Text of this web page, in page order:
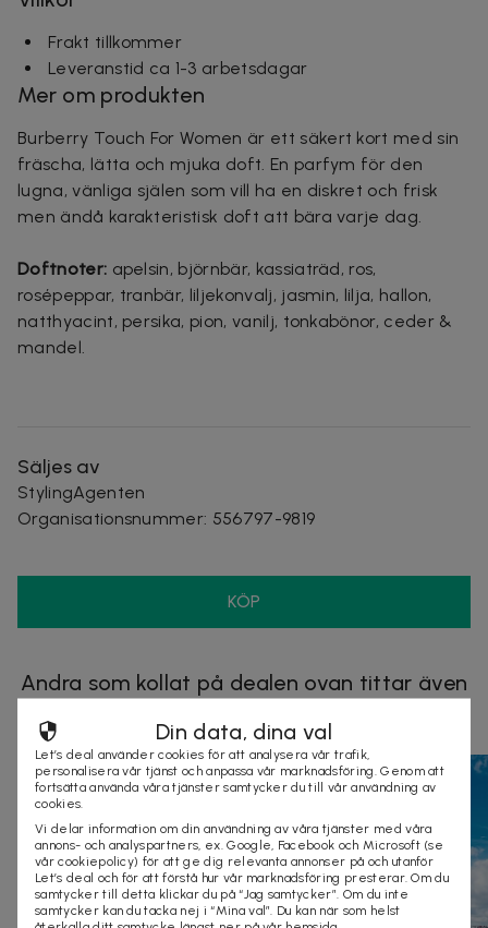
Frakt tillkommer
Leveranstid ca 1-3 arbetsdagar
Mer om produkten
Burberry Touch For Women är ett säkert kort med sin
fräscha, lätta och mjuka doft. En parfym för den
lugna, vänliga själen som vill ha en diskret och frisk
men ändå karakteristisk doft att bära varje dag.
Doftnoter: apelsin, björnbär, kassiaträd, ros,
rosépeppar, tranbär, liljekonvalj, jasmin, lilja, hallon,
natthyacint, persika, pion, vanilj, tonkabönor, ceder &
mandel.
Säljes av
StylingAgenten
Organisationsnummer: 556797-9819
KÖP
Andra som kollat på dealen ovan tittar även
Din data, dina val
Let’s deal använder cookies för att analysera vår trafik,
personalisera vår tjänst och anpassa vår marknadsföring. Genom att
fortsätta använda våra tjänster samtycker du till vår användning av
cookies.
Vi delar information om din användning av våra tjänster med våra
annons- och analyspartners, ex. Google, Facebook och Microsoft (se
vår cookiepolicy) för att ge dig relevanta annonser på och utanför
Let’s deal och för att förstå hur vår marknadsföring presterar. Om du
samtycker till detta klickar du på “Jag samtycker”. Om du inte
samtycker kan du tacka nej i “Mina val”. Du kan när som helst